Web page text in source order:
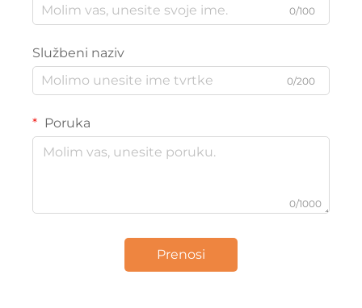
0/100
Službeni naziv
0/200
Poruka
0/1000
Prenosi